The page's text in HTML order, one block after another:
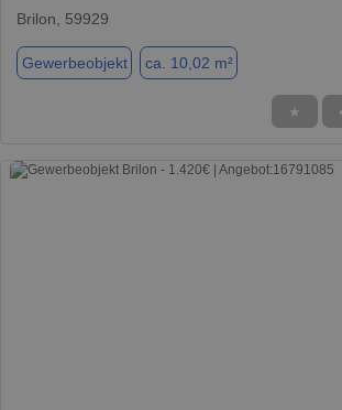
Brilon, 59929
Gewerbeobjekt ca. 10,02 m²
★